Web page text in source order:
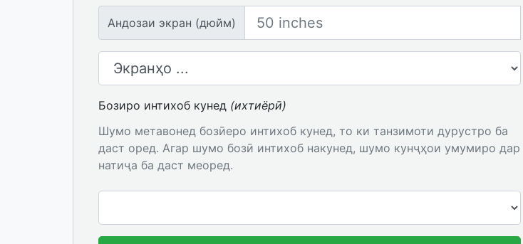
Андозаи экран (дюйм)
Шумораи экранҳо
Бозиро интихоб кунед (ихтиёрӣ)
Шумо метавонед бозӣеро интихоб кунед, то ки танзимоти дурустро ба
даст оред. Агар шумо бозӣ интихоб накунед, шумо кунҷҳои умумиро дар
натиҷа ба даст меоред.